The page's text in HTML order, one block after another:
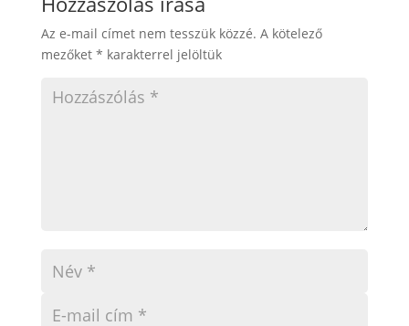
Az e-mail címet nem tesszük közzé. A kötelező
mezőket * karakterrel jelöltük